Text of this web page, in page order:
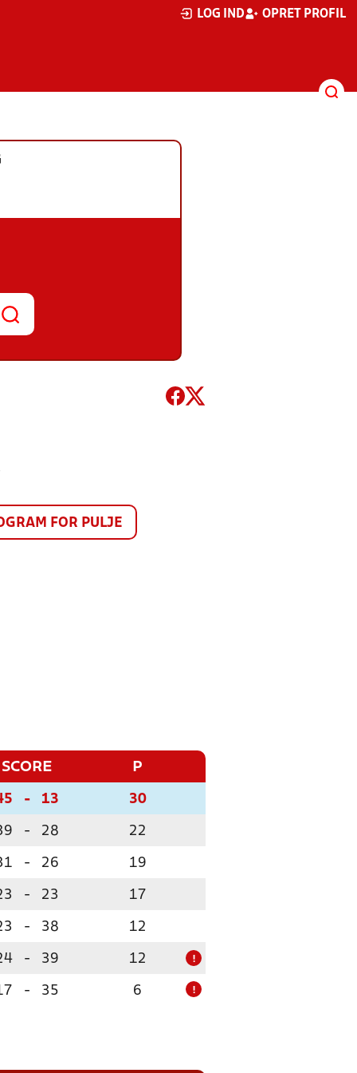
LOG IND OPRET PROFIL
FOR PULJE
SCORE P
- 13 30
- 28 22
- 26 19
- 23 17
- 38 12
- 39 12 !
- 35 6 !